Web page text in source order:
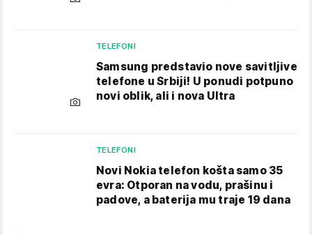
TELEFONI
Samsung predstavio nove savitljive
telefone u Srbiji! U ponudi potpuno
novi oblik, ali i nova Ultra
TELEFONI
Novi Nokia telefon košta samo 35
evra: Otporan na vodu, prašinu i
padove, a baterija mu traje 19 dana